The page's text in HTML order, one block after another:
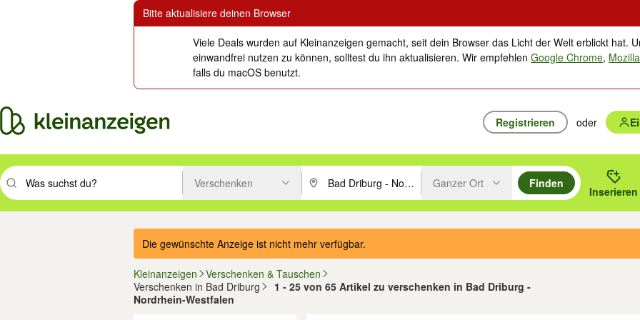
Bitte aktualisiere deinen Browser
Viele Deals wurden auf Kleinanzeigen gemacht, seit dein Browser das Licht der Welt erblickt hat.
einwandfrei nutzen zu können, solltest du ihn aktualisieren. Wir empfehlenGoogle Chrome,
falls du macOS benutzt.
Registrieren oder
Suchbegriff eingeben. Eingabetaste drücken um zu suchen, oder Vorschläge mit den Pfeiltasten nach oben/unten durchsuchen und mit
Verschenken PLZ oder Ort eingeben. Eingabetaste drücken um zu suchen, oder
Ganzer Ort
Finden
Inserieren
Die gewünschte Anzeige ist nicht mehr verfügbar.
Kleinanzeigen
Verschenken & Tauschen
Verschenken in Bad Driburg
1 - 25 von 65 Artikel zu verschenken in Bad Driburg -
Nordrhein-Westfalen